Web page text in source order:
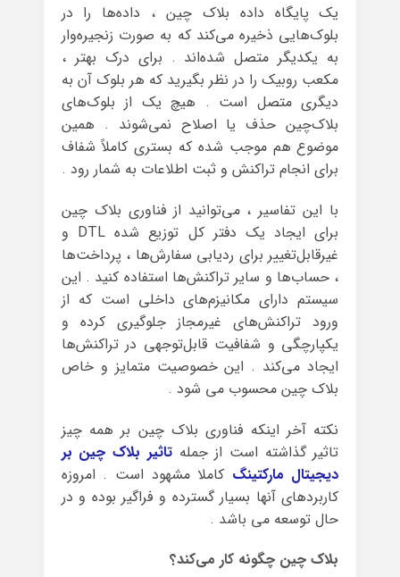
یک پایگاه داده بلاک چین ، داده‌ها را در
بلوک‌هایی ذخیره می‌کند که به صورت زنجیره‌وار
به یکدیگر متصل شده‌اند . برای درک بهتر ،
مکعب روبیک را در نظر بگیرید که هر بلوک آن به
دیگری متصل است . هیچ یک از بلوک‌های
بلاک‌چین حذف یا اصلاح نمی‌شوند . همین
موضوع هم موجب شده که بستری کاملاً شفاف
برای انجام تراکنش و ثبت اطلاعات به شمار رود .
با این تفاسیر ، می‌توانید از فناوری بلاک چین
برای ایجاد یک دفتر کل توزیع شده DTL و
غیرقابل‌تغییر برای ردیابی سفارش‌ها ، پرداخت‌ها
، حساب‌ها و سایر تراکنش‌ها استفاده کنید . این
سیستم دارای مکانیزم‌های داخلی است که از
ورود تراکنش‌های غیرمجاز جلوگیری کرده و
یکپارچگی و شفافیت قابل‌توجهی در تراکنش‌ها
ایجاد می‌کند . این خصوصیت متمایز و خاص
بلاک چین محسوب می شود .
نکته آخر اینکه فناوری بلاک چین بر همه چیز
تاثیر گذاشته است از جملهتاثیر بلاک چین بر
دیجیتال مارکتینگ کاملا مشهود است . امروزه
کاربردهای آنها بسیار گسترده و فراگیر بوده و در
حال توسعه می باشد .
بلاک چین چگونه کار می‌کند؟